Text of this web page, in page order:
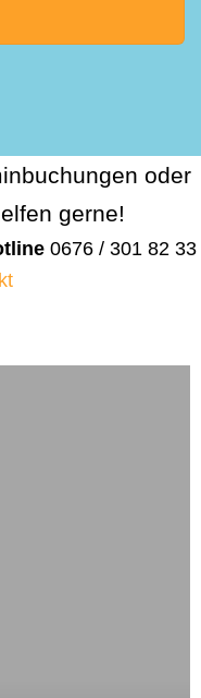
oder
gerne!
0676 / 301 82 33